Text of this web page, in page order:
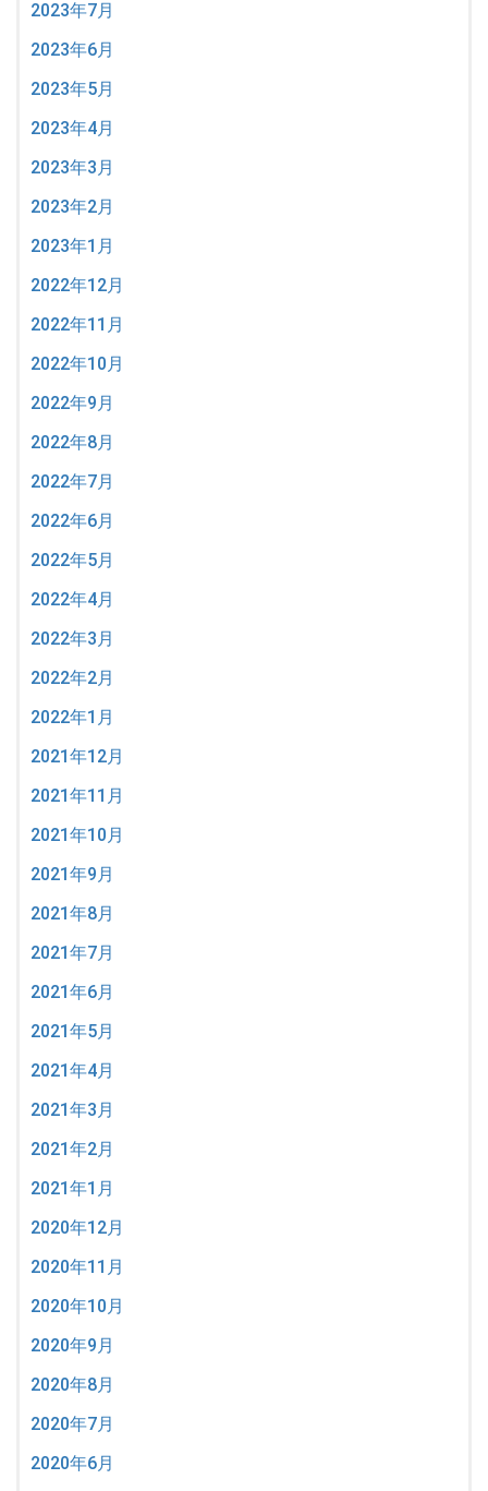
2023年7月
2023年6月
2023年5月
2023年4月
2023年3月
2023年2月
2023年1月
2022年12月
2022年11月
2022年10月
2022年9月
2022年8月
2022年7月
2022年6月
2022年5月
2022年4月
2022年3月
2022年2月
2022年1月
2021年12月
2021年11月
2021年10月
2021年9月
2021年8月
2021年7月
2021年6月
2021年5月
2021年4月
2021年3月
2021年2月
2021年1月
2020年12月
2020年11月
2020年10月
2020年9月
2020年8月
2020年7月
2020年6月